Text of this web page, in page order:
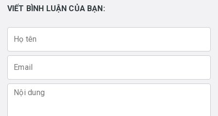
VIẾT BÌNH LUẬN CỦA BẠN: